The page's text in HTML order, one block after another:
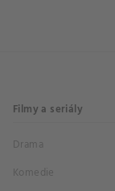
Filmy a seriály
Drama
Komedie